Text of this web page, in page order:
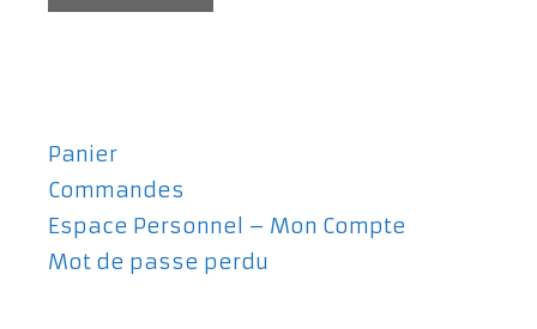
Panier
Commandes
Espace Personnel – Mon Compte
Mot de passe perdu